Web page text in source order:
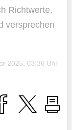
Richtwerte,
versprechen
2025, 03:36 Uhr